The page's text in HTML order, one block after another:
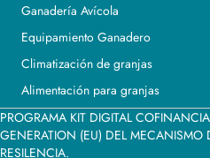
Ganadería Avícola
Equipamiento Ganadero
Climatización de granjas
Alimentación para granjas
PROGRAMA KIT DIGITAL
GENERATION (EU) DEL MECANISMO
RESILENCIA.